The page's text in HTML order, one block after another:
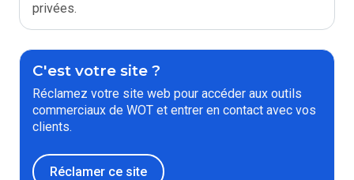
privées.
C'est votre site ?
Réclamez votre site web pour accéder aux outils
commerciaux de WOT et entrer en contact avec vos
clients.
Réclamer ce site